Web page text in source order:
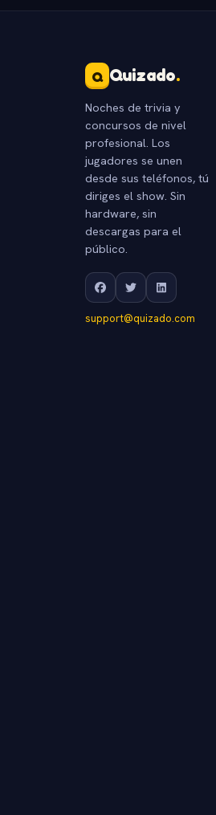
Q Quizado.
Noches de trivia y
concursos de nivel
profesional. Los
jugadores se unen
desde sus teléfonos, tú
diriges el show. Sin
hardware, sin
descargas para el
público.
support@quizado.com